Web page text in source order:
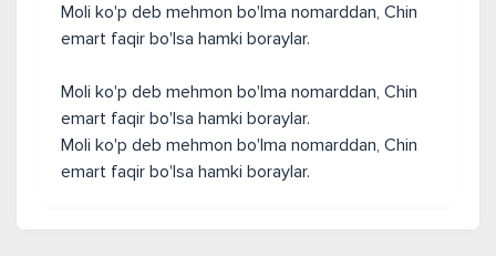
Moli ko'p deb mehmon bo'lma nomarddan, Chin
emart faqir bo'lsa hamki boraylar.
Moli ko'p deb mehmon bo'lma nomarddan, Chin
emart faqir bo'lsa hamki boraylar.
Moli ko'p deb mehmon bo'lma nomarddan, Chin
emart faqir bo'lsa hamki boraylar.